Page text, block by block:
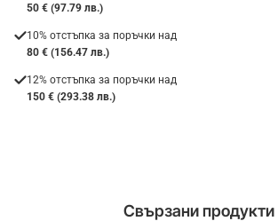
50 € (97.79 лв.)
10% отстъпка за поръчки над
80 € (156.47 лв.)
12% отстъпка за поръчки над
150 € (293.38 лв.)
Свързани продукти